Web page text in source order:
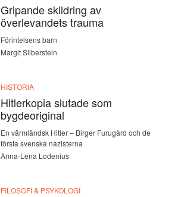
Gripande skildring av
överlevandets trauma
Förintelsens barn
Margit Silberstein
HISTORIA
Hitlerkopia slutade som
bygdeoriginal
En värmländsk Hitler – Birger Furugård och de
första svenska nazisterna
Anna-Lena Lodenius
FILOSOFI & PSYKOLOGI